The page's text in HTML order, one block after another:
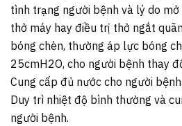
tình trạng người bệnh và lý do
thở máy hay điều trị thở ngắt
bóng chèn, thường áp lực bóng
25cmH2O, cho người bệnh thay
Cung cấp đủ nước cho người bệnh.
Duy trì nhiệt độ bình thường và
người bệnh.